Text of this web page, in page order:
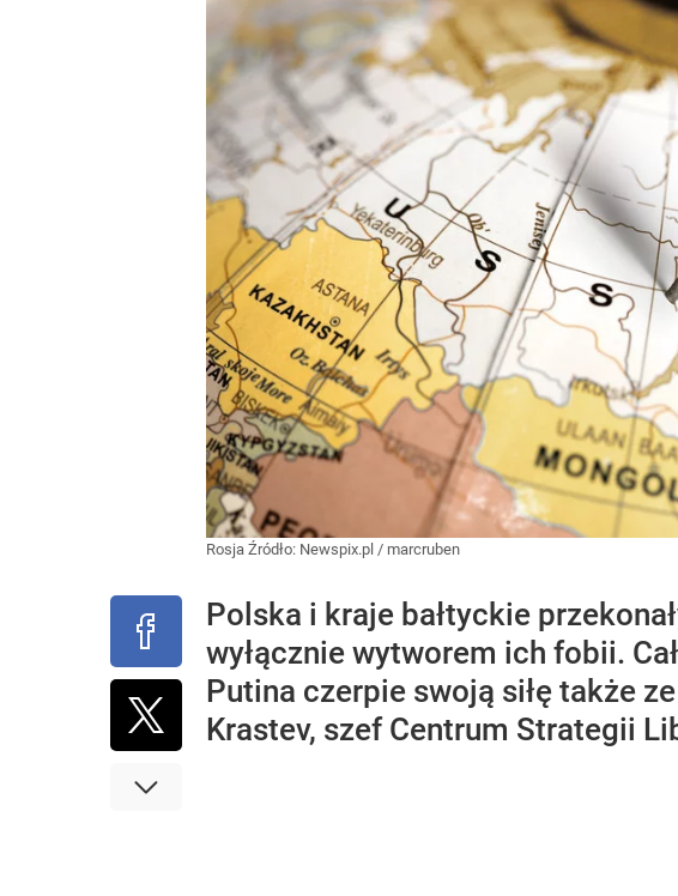
Rosja Źródło: Newspix.pl / marcruben
Polska i kraje bałtyckie
wyłącznie wytworem ich fobii.
Putina czerpie swoją siłę także
Krastev, szef Centrum Strategii